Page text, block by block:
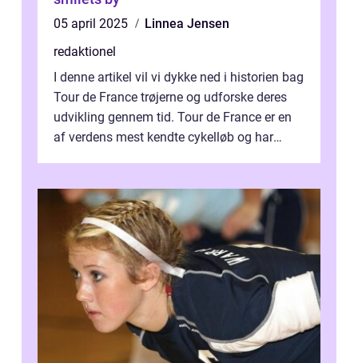
05 april 2025
Linnea Jensen
redaktionel
I denne artikel vil vi dykke ned i historien bag
Tour de France trøjerne og udforske deres
udvikling gennem tid. Tour de France er en
af verdens mest kendte cykelløb og har